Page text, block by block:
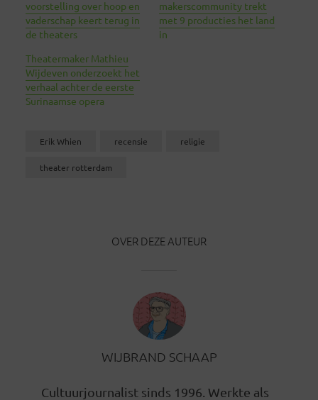
voorstelling over hoop en
vaderschap keert terug in
de theaters
makerscommunity trekt
met 9 producties het land
in
Theatermaker Mathieu
Wijdeven onderzoekt het
verhaal achter de eerste
Surinaamse opera
Erik Whien recensie religie
theater rotterdam
OVER DEZE AUTEUR
WIJBRAND SCHAAP
Cultuurjournalist sinds 1996. Werkte als